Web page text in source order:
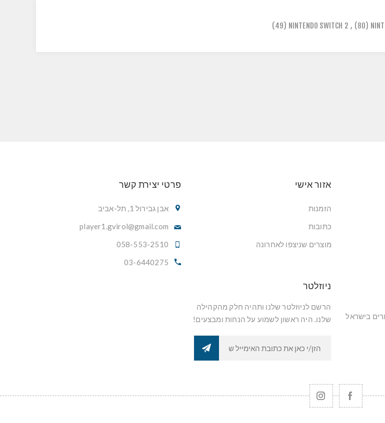
(80)
,
NINTENDO SWITCH 2
(49)
אזור אישי
הזמנות
כתובות
מוצרים שניצפו לאחרונה
פרטי יצירת קשר
אבן גבירול 1, תל-אביב
player1.gvirol@gmail.com
058-553-2510
03-6440275
ניוזלטר
הרשם לניוזלטר שלנו ותהיה חלק מהקהילה
שלנו. היה ראשון לשמוע על הנחות ומבצעים!